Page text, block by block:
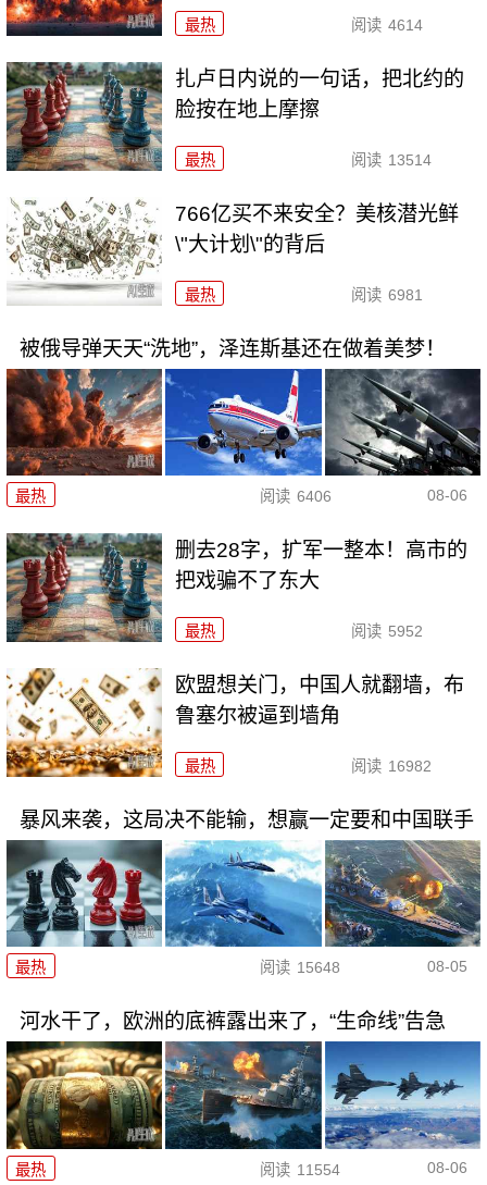
最热 阅读 4614
扎卢日内说的一句话，把北约的
脸按在地上摩擦
最热 阅读 13514
766亿买不来安全？美核潜光鲜
\"大计划\"的背后
最热 阅读 6981
被俄导弹天天“洗地”，泽连斯基还在做着美梦！
最热 阅读 6406 08-06
删去28字，扩军一整本！高市的
把戏骗不了东大
最热 阅读 5952
欧盟想关门，中国人就翻墙，布
鲁塞尔被逼到墙角
最热 阅读 16982
暴风来袭，这局决不能输，想赢一定要和中国联手
最热 阅读 15648 08-05
河水干了，欧洲的底裤露出来了，“生命线”告急
最热 阅读 11554 08-06